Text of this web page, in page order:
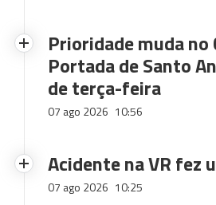
Prioridade muda no
Portada de Santo
de terça-feira
07 ago 2026 10:56
Acidente na VR fez
07 ago 2026 10:25